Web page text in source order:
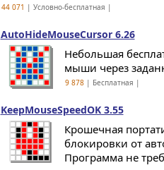
44 071 | Условно-бесплатная |
AutoHideMouseCursor 6.26
Небольшая
мыши через
9 878| Бесплатная |
KeepMouseSpeedOK 3.55
Крошечная
блокировки от
Программа не